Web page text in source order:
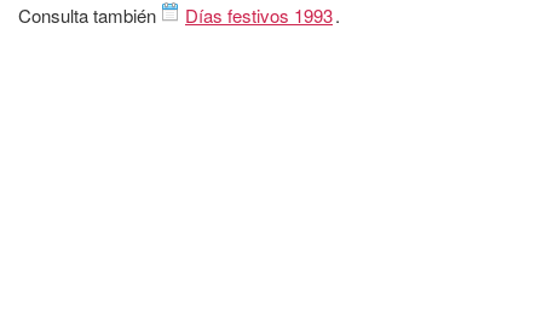
Consulta también Días festivos 1993.